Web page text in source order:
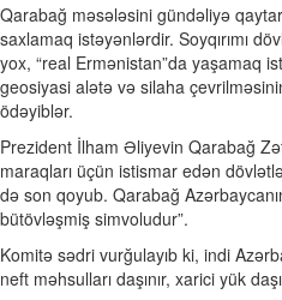
Qarabağ məsələsini gündəliyə
saxlamaq istəyənlərdir. Soyqırımı
yox, “real Ermənistan”da yaşamaq
geosiyasi alətə və silaha
ödəyiblər.
Prezident İlham Əliyevin Qarabağ
maraqları üçün istismar edən
də son qoyub. Qarabağ
bütövləşmiş simvoludur”.
Komitə sədri vurğulayıb ki, indi
neft məhsulları daşınır, xarici yük